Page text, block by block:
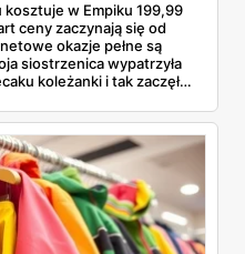
w Empiku 199,99
ceny zaczynają się od
okazje pełne są
siostrzenica wypatrzyła
koleżanki i tak zaczęło
nie wciska nam
się dowiedziałam —
za chwilę.